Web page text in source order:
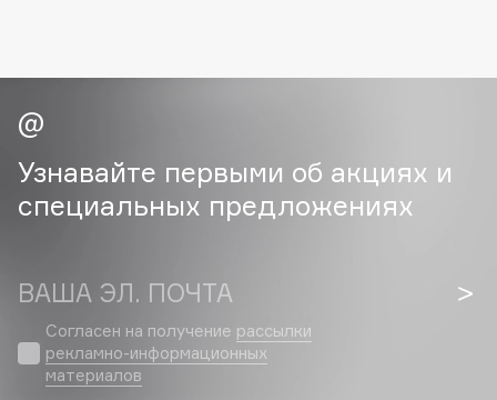
Cadence
Capelli Dorati
Carbon Theory
Catrice
Celimax
Cettua
Chupa Chups
Узнавайте первыми об акциях и
специальных предложениях
ВАША ЭЛ. ПОЧТА
Согласен на получение рассылки
рекламно-информационных
материалов